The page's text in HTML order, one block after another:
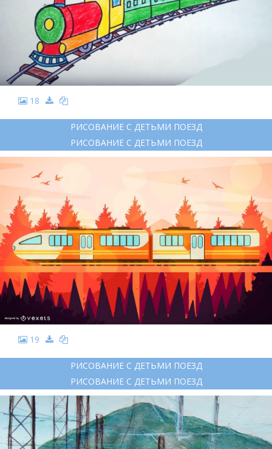
18
РИСОВАНИЕ С ДЕТЬМИ ПОЕЗД
РИСОВАНИЕ С ДЕТЬМИ ПОЕЗД
19
РИСОВАНИЕ С ДЕТЬМИ ПОЕЗД
РИСОВАНИЕ С ДЕТЬМИ ПОЕЗД